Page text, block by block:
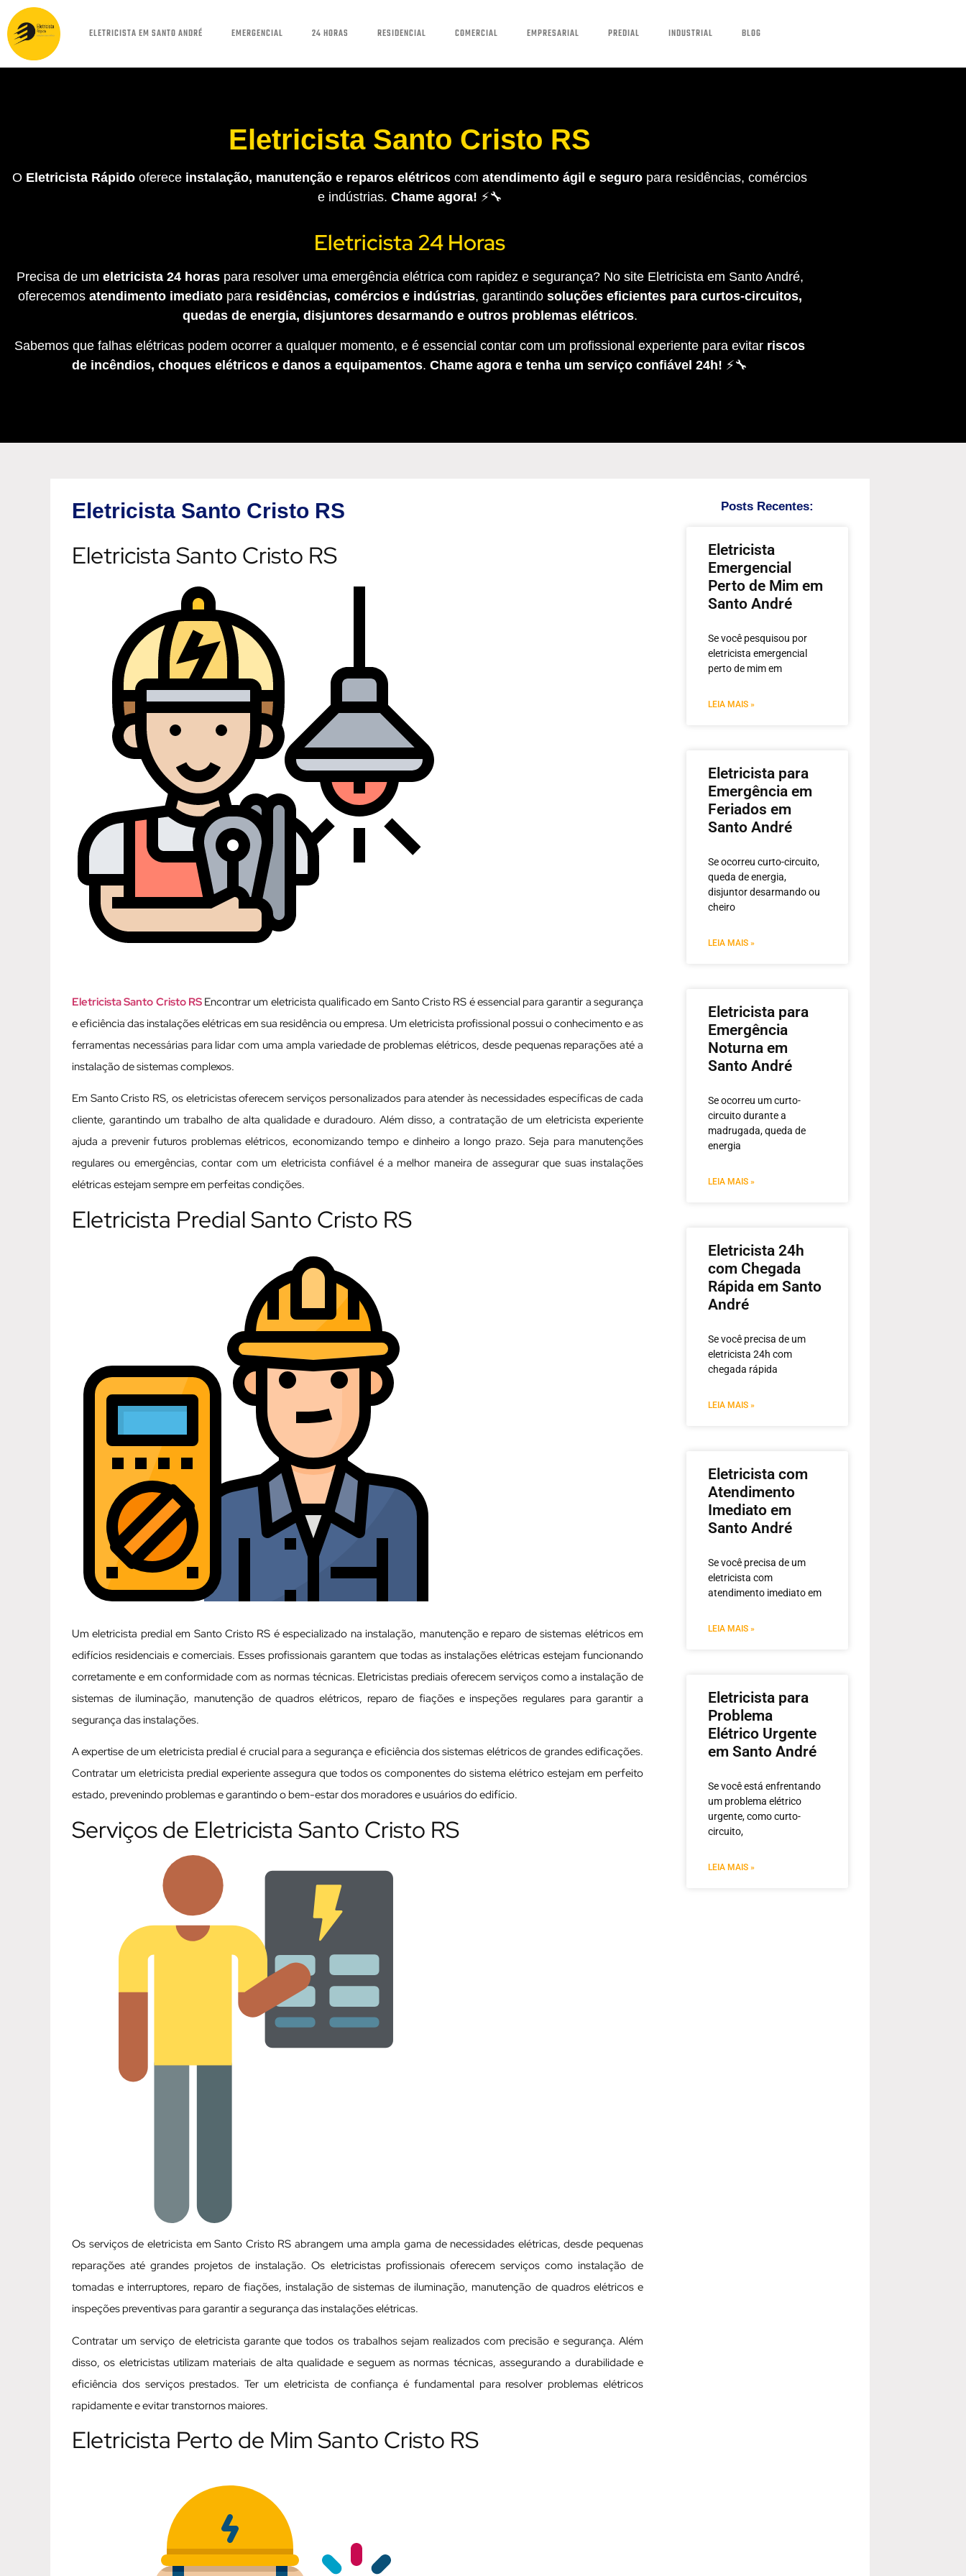
ELETRICISTA EM SANTO ANDRÉ EMERGENCIAL 24 HORAS RESIDENCIAL COMERCIAL EMPRESARIAL PREDIAL INDUSTRIAL BLOG
Eletricista Santo Cristo RS
O Eletricista Rápido oferece instalação, manutenção e reparos elétricos com atendimento ágil e seguro para residências, comércios
e indústrias. Chame agora! ⚡🔧
Eletricista 24 Horas
Precisa de um eletricista 24 horaspara resolver uma emergência elétrica com rapidez e segurança? No site Eletricista em Santo André,
oferecemos atendimento imediatopara residências, comércios e indústrias, garantindo soluções eficientes para curtos-circuitos,
quedas de energia, disjuntores desarmando e outros problemas elétricos.
Sabemos que falhas elétricas podem ocorrer a qualquer momento, e é essencial contar com um profissional experiente para evitar riscos
de incêndios, choques elétricos e danos a equipamentos. Chame agora e tenha um serviço confiável 24h! ⚡🔧
Eletricista Santo Cristo RS
Eletricista Santo Cristo RS
Eletricista Santo Cristo RSEncontrar um eletricista qualificado em Santo Cristo RS é essencial para garantir a segurança
e eficiência das instalações elétricas em sua residência ou empresa. Um eletricista profissional possui o conhecimento e as
ferramentas necessárias para lidar com uma ampla variedade de problemas elétricos, desde pequenas reparações até a
instalação de sistemas complexos.
Em Santo Cristo RS, os eletricistas oferecem serviços personalizados para atender às necessidades específicas de cada
cliente, garantindo um trabalho de alta qualidade e duradouro. Além disso, a contratação de um eletricista experiente
ajuda a prevenir futuros problemas elétricos, economizando tempo e dinheiro a longo prazo. Seja para manutenções
regulares ou emergências, contar com um eletricista confiável é a melhor maneira de assegurar que suas instalações
elétricas estejam sempre em perfeitas condições.
Eletricista Predial Santo Cristo RS
Um eletricista predial em Santo Cristo RS é especializado na instalação, manutenção e reparo de sistemas elétricos em
edifícios residenciais e comerciais. Esses profissionais garantem que todas as instalações elétricas estejam funcionando
corretamente e em conformidade com as normas técnicas. Eletricistas prediais oferecem serviços como a instalação de
sistemas de iluminação, manutenção de quadros elétricos, reparo de fiações e inspeções regulares para garantir a
segurança das instalações.
A expertise de um eletricista predial é crucial para a segurança e eficiência dos sistemas elétricos de grandes edificações.
Contratar um eletricista predial experiente assegura que todos os componentes do sistema elétrico estejam em perfeito
estado, prevenindo problemas e garantindo o bem-estar dos moradores e usuários do edifício.
Serviços de Eletricista Santo Cristo RS
Os serviços de eletricista em Santo Cristo RS abrangem uma ampla gama de necessidades elétricas, desde pequenas
reparações até grandes projetos de instalação. Os eletricistas profissionais oferecem serviços como instalação de
tomadas e interruptores, reparo de fiações, instalação de sistemas de iluminação, manutenção de quadros elétricos e
inspeções preventivas para garantir a segurança das instalações elétricas.
Contratar um serviço de eletricista garante que todos os trabalhos sejam realizados com precisão e segurança. Além
disso, os eletricistas utilizam materiais de alta qualidade e seguem as normas técnicas, assegurando a durabilidade e
eficiência dos serviços prestados. Ter um eletricista de confiança é fundamental para resolver problemas elétricos
rapidamente e evitar transtornos maiores.
Eletricista Perto de Mim Santo Cristo RS
Posts Recentes:
Eletricista
Emergencial
Perto de Mim em
Santo André
Se você pesquisou por
eletricista emergencial
perto de mim em
LEIA MAIS »
Eletricista para
Emergência em
Feriados em
Santo André
Se ocorreu curto-circuito,
queda de energia,
disjuntor desarmando ou
cheiro
LEIA MAIS »
Eletricista para
Emergência
Noturna em
Santo André
Se ocorreu um curto-
circuito durante a
madrugada, queda de
energia
LEIA MAIS »
Eletricista 24h
com Chegada
Rápida em Santo
André
Se você precisa de um
eletricista 24h com
chegada rápida
LEIA MAIS »
Eletricista com
Atendimento
Imediato em
Santo André
Se você precisa de um
eletricista com
atendimento imediato em
LEIA MAIS »
Eletricista para
Problema
Elétrico Urgente
em Santo André
Se você está enfrentando
um problema elétrico
urgente, como curto-
circuito,
LEIA MAIS »